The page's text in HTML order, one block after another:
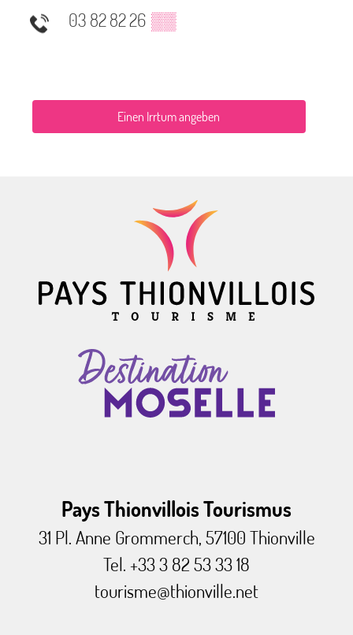
03 82 82 26 ▒▒
Einen Irrtum angeben
Pays Thionvillois Tourismus
31 Pl. Anne Grommerch, 57100 Thionville
Tel. +33 3 82 53 33 18
tourisme@thionville.net